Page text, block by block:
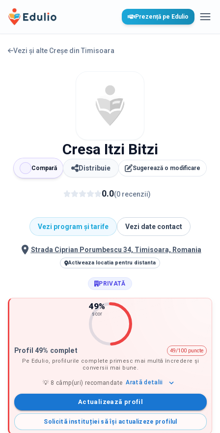
Edulio Prezență pe Edulio
Vezi și alte Creșe din Timisoara
Cresa Itzi Bitzi
Compară Distribuie Sugerează o modificare
0.0(0 recenzii)
Vezi program și tarife Vezi date contact
Strada Ciprian Porumbescu 34, Timisoara, Romania
Activeaza locatia pentru distanta
PRIVATĂ
49%
scor
Profil 49% complet
49/100 puncte
Pe Edulio, profilurile complete primesc mai multă încredere și
conversii mai bune.
💡 8 câmp(uri) recomandate Arată detalii
Actualizează profil
Solicită instituției să își actualizeze profilul